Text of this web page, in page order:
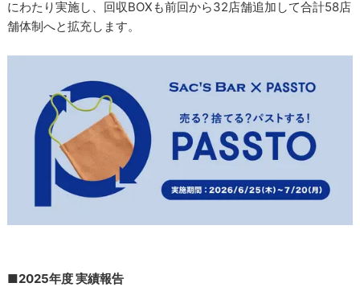
にわたり実施し、回収BOXも前回から32店舗追加して合計58店
舗体制へと拡充します。
■2025年度 実績報告